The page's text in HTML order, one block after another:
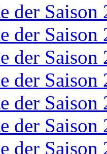
der Saison
der Saison
der Saison
der Saison
der Saison
der Saison
der Saison